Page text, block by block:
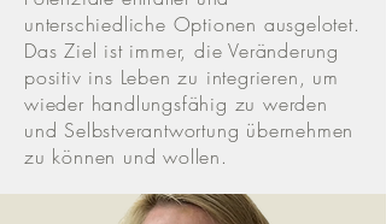
unterschiedliche Optionen ausgelotet.
Das Ziel ist immer, die Veränderung
positiv ins Leben zu integrieren, um
wieder handlungsfähig zu werden
und Selbstverantwortung übernehmen
zu können und wollen.